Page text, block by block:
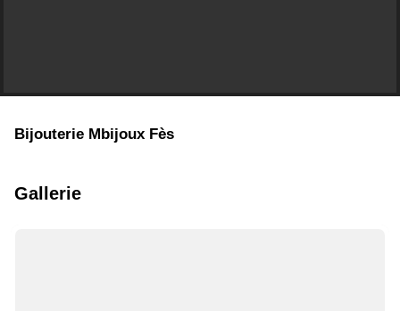
Bijouterie Mbijoux Fès
Gallerie